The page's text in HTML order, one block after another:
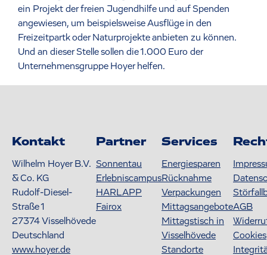
ein Projekt der freien Jugendhilfe und auf Spenden
angewiesen, um beispielsweise Ausflüge in den
Freizeitpartk oder Naturprojekte anbieten zu können.
Und an dieser Stelle sollen die 1.000 Euro der
Unternehmensgruppe Hoyer helfen.
Kontakt
Wilhelm Hoyer B.V.
& Co. KG
Rudolf-Diesel-
Straße 1
27374Visselhövede
Deutschland
www.hoyer.de
Partner
Sonnentau
Erlebniscampus
HARLAPP
Fairox
Services
Energiesparen
Rücknahme
Verpackungen
Mittagsangebote
Mittagstisch in
Visselhövede
Standorte
AGB
Cookies